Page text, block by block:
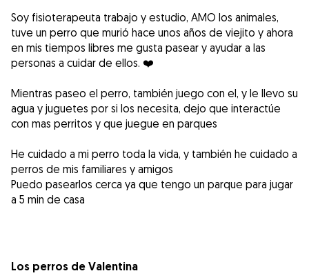
Soy fisioterapeuta trabajo y estudio, AMO los animales,
tuve un perro que murió hace unos años de viejito y ahora
en mis tiempos libres me gusta pasear y ayudar a las
personas a cuidar de ellos. ❤️
Mientras paseo el perro, también juego con el, y le llevo su
agua y juguetes por si los necesita, dejo que interactúe
con mas perritos y que juegue en parques
He cuidado a mi perro toda la vida, y también he cuidado a
perros de mis familiares y amigos
Puedo pasearlos cerca ya que tengo un parque para jugar
a 5 min de casa
Los perros de Valentina